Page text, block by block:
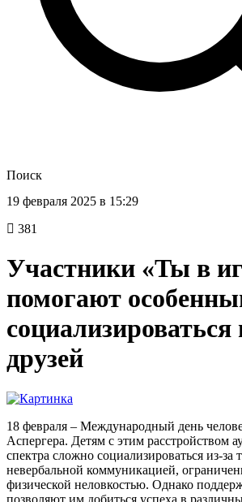
Поиск
19 февраля 2025 в 15:29
381
Участники «Ты в
помогают
друзей
18 февраля – Международный день
Аспергера. Детям с этим расстройством
спектра сложно социализироваться
невербальной коммуникацией,
физической неловкостью. Однако
позволяют им добиться успеха в